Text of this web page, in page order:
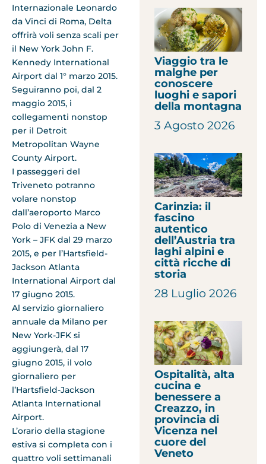
Internazionale Leonardo
da Vinci di Roma, Delta
offrirà voli senza scali per
il New York John F.
Kennedy International
Airport dal 1° marzo 2015.
Seguiranno poi, dal 2
maggio 2015, i
collegamenti nonstop
per il Detroit
Metropolitan Wayne
County Airport.
I passeggeri del
Triveneto potranno
volare nonstop
dall’aeroporto Marco
Polo di Venezia a New
York – JFK dal 29 marzo
2015, e per l’Hartsfield-
Jackson Atlanta
International Airport dal
17 giugno 2015.
Al servizio giornaliero
annuale da Milano per
New York-JFK si
aggiungerà, dal 17
giugno 2015, il volo
giornaliero per
l’Hartsfield-Jackson
Atlanta International
Airport.
L’orario della stagione
estiva si completa con i
quattro voli settimanali
Viaggio tra le
malghe per
conoscere
luoghi e sapori
della montagna
3 Agosto 2026
Carinzia: il
fascino
autentico
dell’Austria tra
laghi alpini e
città ricche di
storia
28 Luglio 2026
Ospitalità, alta
cucina e
benessere a
Creazzo, in
provincia di
Vicenza nel
cuore del
Veneto